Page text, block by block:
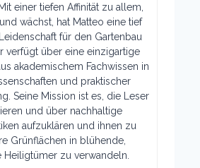
einer tiefen Affinität zu allem,
wächst, hat Matteo eine tief
für den Gartenbau
verfügt über eine einzigartige
akademischem Fachwissen in
und praktischer
Seine Mission ist es, die Leser
und über nachhaltige
aufzuklären und ihnen zu
Grünflächen in blühende,
Heiligtümer zu verwandeln.